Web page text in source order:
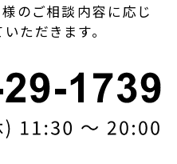
のご相談内容に応じ
ただきます。